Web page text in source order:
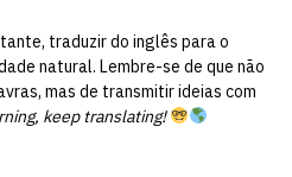
traduzir do inglês para o
natural. Lembre-se de que não
mas de transmitir ideias com
keep translating!